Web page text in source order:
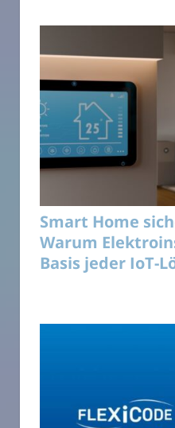
Smart Home
Warum
Basis jeder IoT-